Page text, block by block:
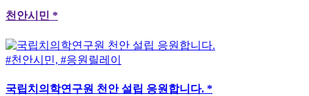
천안시민 *
#천안시민, #응원릴레이
국립치의학연구원 천안 설립 응원합니다. *